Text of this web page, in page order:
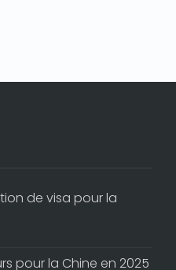
de visa pour la
pour la Chine en 2025